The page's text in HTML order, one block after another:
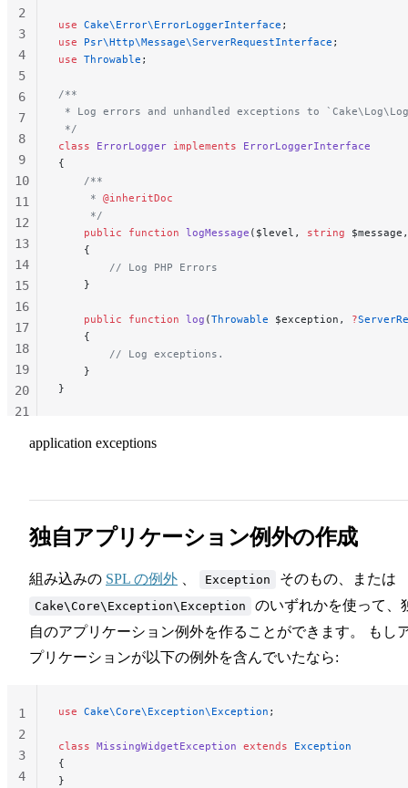
use Cake\Error\ErrorLoggerInterface ;
use Psr\Http\Message\ServerRequestInterface ;
use Throwable ;
/**
* Log errors and unhandled exceptions to
*/
class ErrorLogger implements ErrorLoggerInterface
{
    /**
     *
@inheritDoc
     */
    public
function logMessage ($level, string
    {
        // Log PHP Errors
    }
    public
function log (Throwable $exception, ?
    {
        // Log exceptions.
    }
}
2
3
4
5
6
7
8
9
10
11
12
13
14
15
16
17
18
19
20
21
application exceptions
独自アプリケーション例外の作成
組み込みの SPL の例外 Exception そのもの、または
Cake\Core\Exception\Exception
のいずれかを使って、
自のアプリケーション例外を作ることができます。 もし
プリケーションが以下の例外を含んでいたなら:
use Cake\Core\Exception\Exception ;
class MissingWidgetException extends Exception
{
}
1
2
3
4